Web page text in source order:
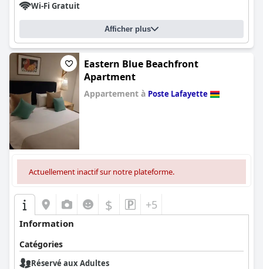
Wi-Fi Gratuit
Afficher plus
Eastern Blue Beachfront
Apartment
Appartement à Poste Lafayette
Actuellement inactif sur notre plateforme.
$ +5
Information
Catégories
Réservé aux Adultes